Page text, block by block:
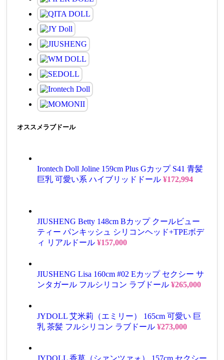
オススメラブドール
Irontech Doll Joline 159cm Plus Gカップ S41 青髪
巨乳 可愛い系 ハイブリッドドール ¥172,994
JIUSHENG Betty 148cm Bカップ クールビュー
ティー パンキッシュ シリコンヘッド+TPEボデ
ィ リアルドール ¥157,000
JIUSHENG Lisa 160cm #02 Eカップ セクシー サ
ンタガール フルシリコン ラブドール ¥265,000
JYDOLL 艾米莉（エミリー） 165cm 可愛い 巨
乳 茶髪 フルシリコン ラブドール ¥273,000
JYDOLL 香草（シァンツァォ） 157cm セクシー